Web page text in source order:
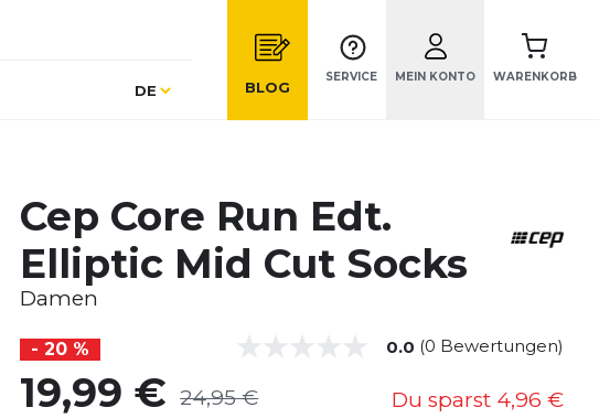
Sprache
DE BLOG
SERVICE MEIN KONTO WARENKORB
Cep Core Run Edt.
Elliptic Mid Cut Socks
Damen
- 20 % 0.0 (0 Bewertungen)
19,99 € 24,95 € Du sparst 4,96 €